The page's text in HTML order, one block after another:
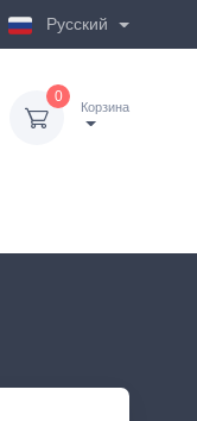
Русский
0
Корзина